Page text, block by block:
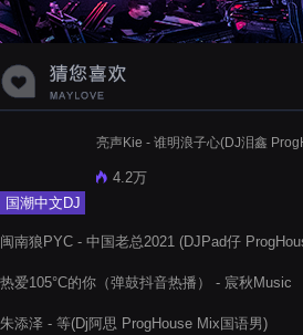
国潮中文DJ
亮声Kie - 谁明浪子心(DJ泪鑫
4.2万
闽南狼PYC - 中国老总2021 (DJPad仔
热爱105°C的你（弹鼓抖音热播） - 宸秋Music
朱添泽 - 等(Dj阿思 ProgHouse Mix国语男)